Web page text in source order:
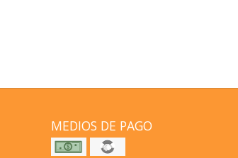
MEDIOS DE PAGO